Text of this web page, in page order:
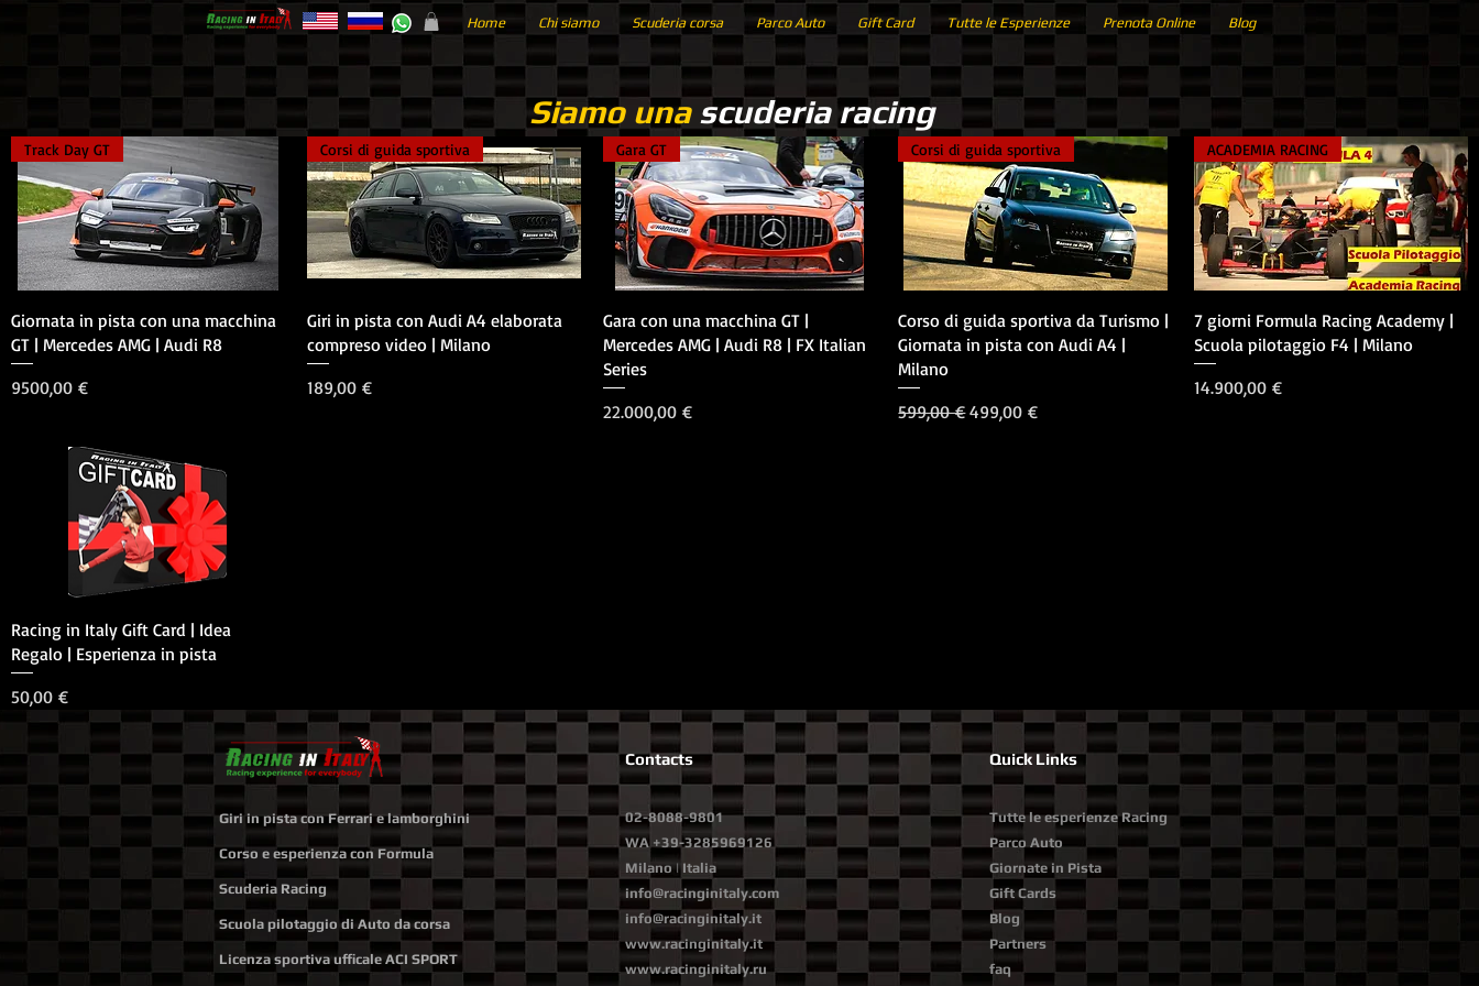
Home Chi siamo Scuderia corsa Parco Auto Gift Card Tutte le Esperienze Prenota Online Blog
Siamo una scuderia racing
Vista rapida
Track Day GT
Giornata in pista con una macchina
GT | Mercedes AMG | Audi R8
Prezzo
9500,00 €
Vista rapida
Corsi di guida sportiva
Giri in pista con Audi A4 elaborata
compreso video | Milano
Prezzo
189,00 €
Vista rapida
Gara GT
Gara con una macchina GT |
Mercedes AMG | Audi R8 | FX Italian
Series
Prezzo
22.000,00 €
Vista rapida
Corsi di guida sportiva
Corso di guida sportiva da Turismo |
Giornata in pista con Audi A4 |
Milano
Prezzo regolare
599,00 €Prezzo scontato
499,00 €
Vista rapida
ACADEMIA RACING
7 giorni Formula Racing Academy |
Scuola pilotaggio F4 | Milano
Prezzo
14.900,00 €
Vista rapida
Racing in Italy Gift Card | Idea
Regalo | Esperienza in pista
Prezzo
50,00 €
Giri in pista con Ferrari e lamborghini
Corso e esperienza con Formula
Scuderia Racing
Scuola pilotaggio di Auto da corsa
Licenza sportiva ufficale ACI SPORT
Contacts
02-8088-9801
WA +39-3285969126
Milano | Italia
info@racinginitaly.com
info@racinginitaly.it
www.racinginitaly.it
www.racinginitaly.ru
Quick Links
Tutte le esperienze Racing
Parco Auto
Giornate in Pista
Gift Cards
Blog
Partners​​
faq